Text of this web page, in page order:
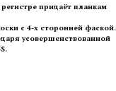
придаёт планкам
с 4-х сторонней фаской.
усовершенствованной